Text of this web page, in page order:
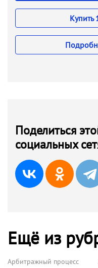
Купить
Поделиться
социальных
Ещё из
Арбитражный процесс